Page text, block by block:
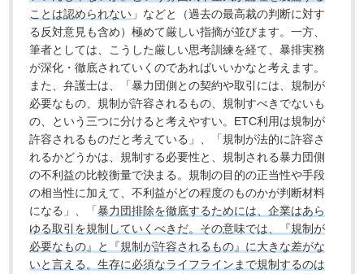
ことは認められない 」などと（過去の最高裁の判断に対す
る反対意見も含め）極めて厳しい指摘が並びます。一方、
筆者としては、こうした厳しい思考訓練を経て、暴排実務
が深化・徹底されていくのであればいいかなと考えます。
また、弁護士は、「暴力団側との契約や取引には、規制が
必要なもの、規制が許容されるもの、規制すべきでないも
の、という三つに分けると考えやすい。ETC利用は規制が
許容されるものだと考えている」、「規制が法的に許容さ
れるかどうかは、規制する必要性と、規制される暴力団側
の不利益の比較衡量で決まる。規制の目的の正当性や手段
の相当性に加えて、不利益がどの程度のものかが判断材料
になる」、「暴力団排除を徹底するためには、企業はあら
ゆる取引を規制していくべきだ。その意味では、『規制が
必要なもの』と『規制が許容されるもの』に大きな差がな
いと言える。生存に必須なライフラインまで規制するのは